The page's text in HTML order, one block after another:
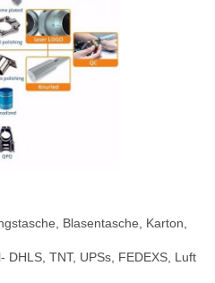
Blasentasche, Karton,
DHLS, TNT, UPSs, FEDEXS, Luft